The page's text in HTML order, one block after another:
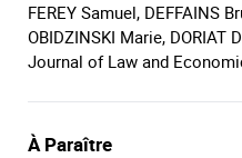
FEREY Samuel, DEFFAINS
OBIDZINSKI Marie, DORIAT
Journal of Law and
À Paraître